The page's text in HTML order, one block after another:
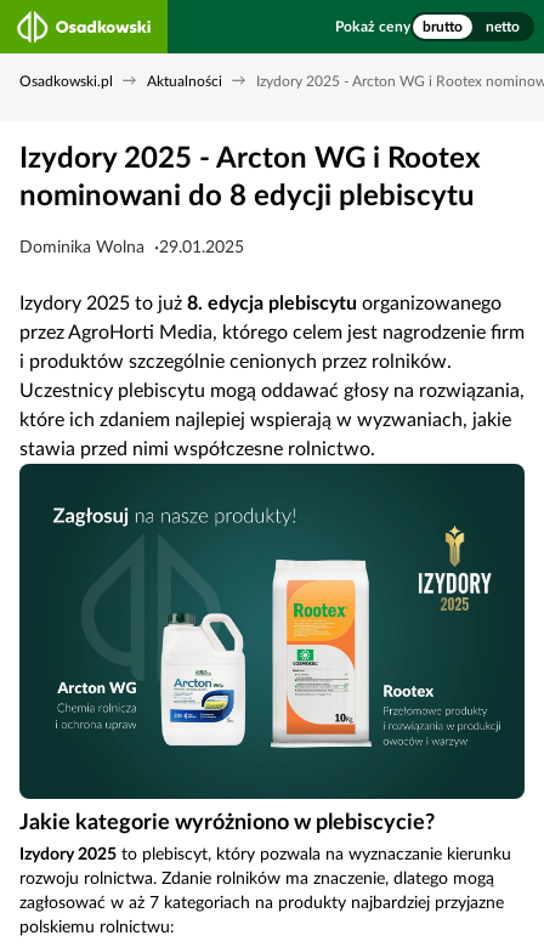
Pokaż ceny brutto netto
Osadkowski.pl Aktualności Izydory 2025 - Arcton WG i Rootex
Izydory 2025 - Arcton WG i Rootex
nominowani do 8 edycji plebiscytu
Dominika Wolna 29.01.2025
Izydory 2025 to już 8. edycja plebiscytu organizowanego
przez AgroHorti Media, którego celem jest nagrodzenie firm
i produktów szczególnie cenionych przez rolników.
Uczestnicy plebiscytu mogą oddawać głosy na rozwiązania,
które ich zdaniem najlepiej wspierają w wyzwaniach, jakie
stawia przed nimi współczesne rolnictwo.
Jakie kategorie wyróżniono w plebiscycie?
Izydory 2025 to plebiscyt, który pozwala na wyznaczanie kierunku
rozwoju rolnictwa. Zdanie rolników ma znaczenie, dlatego mogą
zagłosować w aż 7 kategoriach na produkty najbardziej przyjazne
polskiemu rolnictwu: